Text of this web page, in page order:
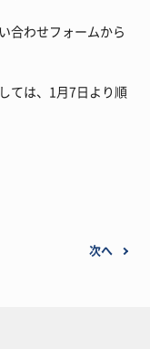
合わせフォームから
ては、1月7日より順
次へ